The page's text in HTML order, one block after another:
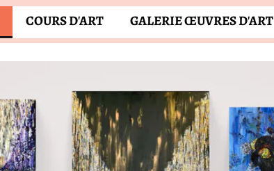
COURS D'ART GALERIE ŒUVRES D'ART